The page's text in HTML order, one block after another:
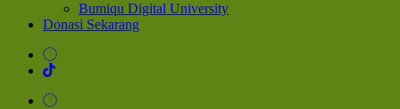
Bumiqu Digital University
Donasi Sekarang